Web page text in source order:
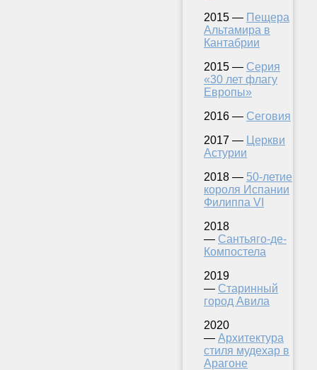
2015 — Пещера
Альтамира в
Кантабрии
2015 — Серия
«30 лет флагу
Европы»
2016 — Сеговия
2017 — Церкви
Астурии
2018 — 50-летие
короля Испании
Филиппа VI
2018
— Сантьяго-де-
Компостела
2019
— Старинный
город Авила
2020
— Архитектура
стиля мудехар в
Арагоне